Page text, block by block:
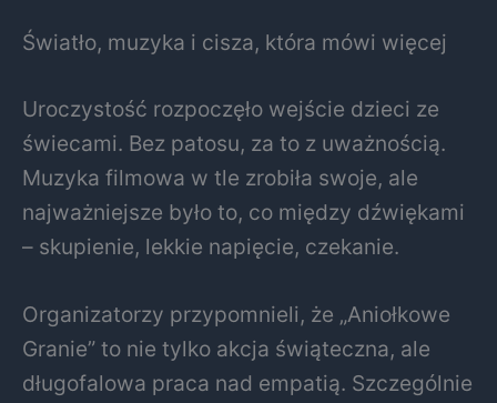
Światło, muzyka i cisza, która mówi więcej
Uroczystość rozpoczęło wejście dzieci ze
świecami. Bez patosu, za to z uważnością.
Muzyka filmowa w tle zrobiła swoje, ale
najważniejsze było to, co między dźwiękami
– skupienie, lekkie napięcie, czekanie.
Organizatorzy przypomnieli, że „Aniołkowe
Granie” to nie tylko akcja świąteczna, ale
długofalowa praca nad empatią. Szczególnie